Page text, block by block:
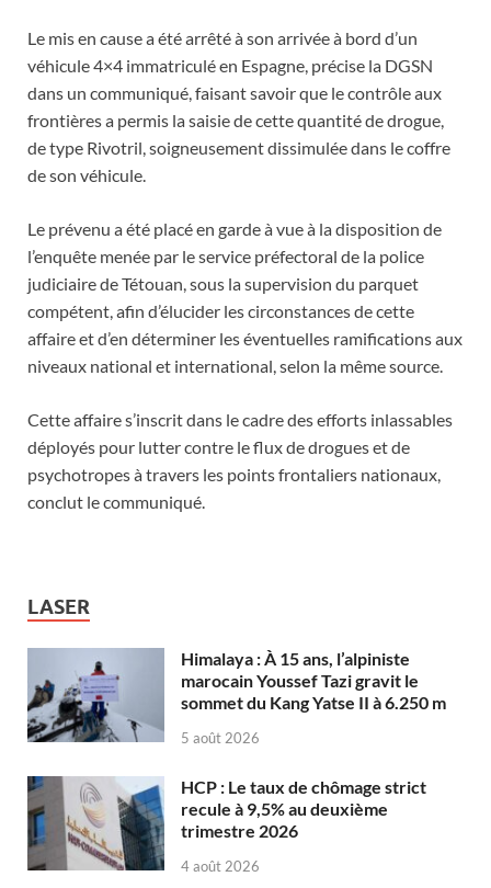
Le mis en cause a été arrêté à son arrivée à bord d’un
véhicule 4×4 immatriculé en Espagne, précise la DGSN
dans un communiqué, faisant savoir que le contrôle aux
frontières a permis la saisie de cette quantité de drogue,
de type Rivotril, soigneusement dissimulée dans le coffre
de son véhicule.
Le prévenu a été placé en garde à vue à la disposition de
l’enquête menée par le service préfectoral de la police
judiciaire de Tétouan, sous la supervision du parquet
compétent, afin d’élucider les circonstances de cette
affaire et d’en déterminer les éventuelles ramifications aux
niveaux national et international, selon la même source.
Cette affaire s’inscrit dans le cadre des efforts inlassables
déployés pour lutter contre le flux de drogues et de
psychotropes à travers les points frontaliers nationaux,
conclut le communiqué.
LASER
Himalaya : À 15 ans, l’alpiniste
marocain Youssef Tazi gravit le
sommet du Kang Yatse II à 6.250 m
5 août 2026
HCP : Le taux de chômage strict
recule à 9,5% au deuxième
trimestre 2026
4 août 2026